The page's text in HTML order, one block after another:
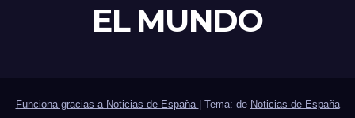
EL MUNDO
Funciona gracias a Noticias de España Tema: de Noticias de España